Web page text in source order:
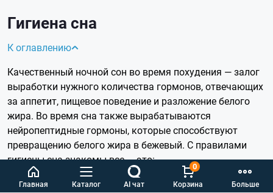
Главная Каталог AI чат Корзина
0
Больше
Гигиена сна
К оглавлению
Качественный ночной сон во время похудения — залог
выработки нужного количества гормонов, отвечающих
за аппетит, пищевое поведение и разложение белого
жира. Во время сна также вырабатываются
нейропептидные гормоны, которые способствуют
превращению белого жира в бежевый. С правилами
гигиены сна знакомы все — это:
Минимальная длительность — 6 часов для мужчин
и 7 часов для женщин.